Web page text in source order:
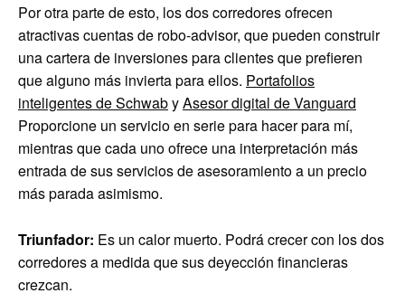
Por otra parte de esto, los dos corredores ofrecen
atractivas cuentas de robo-advisor, que pueden construir
una cartera de inversiones para clientes que prefieren
que alguno más invierta para ellos. Portafolios
inteligentes de SchwabyAsesor digital de Vanguard
Proporcione un servicio en serie para hacer para mí,
mientras que cada uno ofrece una interpretación más
entrada de sus servicios de asesoramiento a un precio
más parada asimismo.
Triunfador: Es un calor muerto. Podrá crecer con los dos
corredores a medida que sus deyección financieras
crezcan.